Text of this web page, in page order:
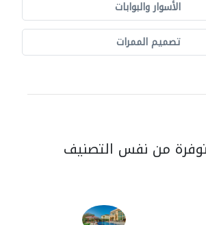
الأسوار والبوابات
تصميم الممرات
من نفس التصنيف